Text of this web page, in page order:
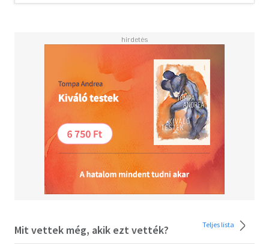
haditechnika rohamos fejlődését tükrözte. Végső István
"Balogh Ádám" honvéd kerékpáros zászlóaljnak állít
méltó emléket. A szerző alapos kutatásra építve, hiteles
források segítségével mutatja be az alakulat szervezetét,
felszereltségét és hadműveleti alkalmazását, miközben
érzékelteti azt a történelmi közeget is, amelyben
működnie kellett. Ez a kötet nem csupán hadtörténeti
feldolgozás, hanem tisztelgés mindazok előtt, akik a
magyar honvédség kötelékében, esküjükhöz híven
teljesítették kötelességüket. Bízom benne, hogy e kötet
méltó helyet foglal el mindazok könyvespolcán, akik
érdeklődnek hadtörténelmünk iránt, és akik számára
a magyar honvédség múltjának megbecsülése.
Mit vettek még, akik ezt vették? Teljes lista